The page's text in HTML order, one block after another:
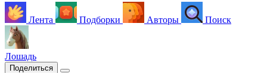
Лента Подборки Авторы Поиск
Лошадь
Поделиться